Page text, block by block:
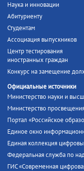
Наука и инновации
Абитуриенту
Студентам
Ассоциация выпускников
Центр тестирования
иностранных граждан
Конкурс на замещение
Официальные источники
Министерство науки и
Министерство
Портал «Российское
Единое окно
Единая коллекция
Федеральная служба по
ГИС «Современная